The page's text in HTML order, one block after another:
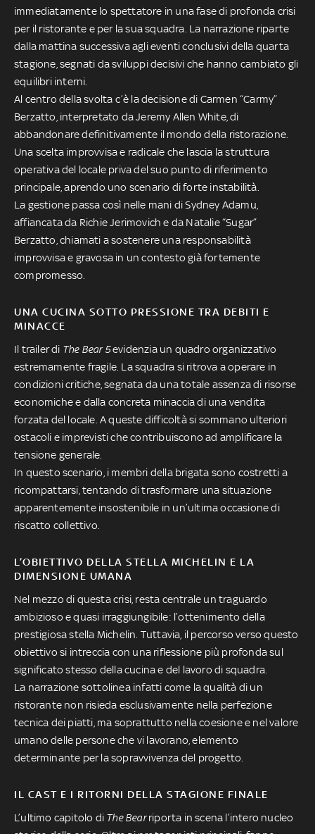
immediatamente lo spettatore in una fase di profonda crisi
per il ristorante e per la sua squadra. La narrazione riparte
dalla mattina successiva agli eventi conclusivi della quarta
stagione, segnati da sviluppi decisivi che hanno cambiato gli
equilibri interni.
Al centro della svolta c’è la decisione di Carmen “Carmy”
Berzatto, interpretato da Jeremy Allen White, di
abbandonare definitivamente il mondo della ristorazione.
Una scelta improvvisa e radicale che lascia la struttura
operativa del locale priva del suo punto di riferimento
principale, aprendo uno scenario di forte instabilità.
La gestione passa così nelle mani di Sydney Adamu,
affiancata da Richie Jerimovich e da Natalie “Sugar”
Berzatto, chiamati a sostenere una responsabilità
improvvisa e gravosa in un contesto già fortemente
compromesso.
UNA CUCINA SOTTO PRESSIONE TRA DEBITI E
MINACCE
Il trailer di The Bear 5evidenzia un quadro organizzativo
estremamente fragile. La squadra si ritrova a operare in
condizioni critiche, segnata da una totale assenza di risorse
economiche e dalla concreta minaccia di una vendita
forzata del locale. A queste difficoltà si sommano ulteriori
ostacoli e imprevisti che contribuiscono ad amplificare la
tensione generale.
In questo scenario, i membri della brigata sono costretti a
ricompattarsi, tentando di trasformare una situazione
apparentemente insostenibile in un’ultima occasione di
riscatto collettivo.
L’OBIETTIVO DELLA STELLA MICHELIN E LA
DIMENSIONE UMANA
Nel mezzo di questa crisi, resta centrale un traguardo
ambizioso e quasi irraggiungibile: l’ottenimento della
prestigiosa stella Michelin. Tuttavia, il percorso verso questo
obiettivo si intreccia con una riflessione più profonda sul
significato stesso della cucina e del lavoro di squadra.
La narrazione sottolinea infatti come la qualità di un
ristorante non risieda esclusivamente nella perfezione
tecnica dei piatti, ma soprattutto nella coesione e nel valore
umano delle persone che vi lavorano, elemento
determinante per la sopravvivenza del progetto.
IL CAST E I RITORNI DELLA STAGIONE FINALE
L’ultimo capitolo di The Bearriporta in scena l’intero nucleo